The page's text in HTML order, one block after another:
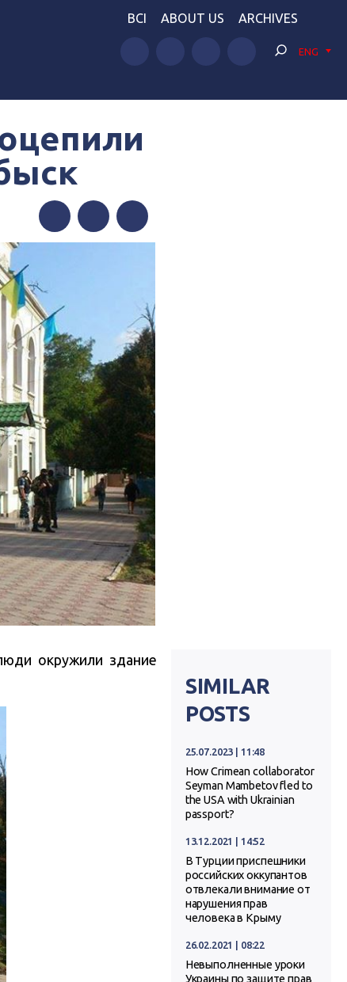
BCI ABOUT US ARCHIVES
ENG
окружили здание
SIMILAR
POSTS
25.07.2023 | 11:48
How Crimean collaborator
Seyman Mambetov fled to
the USA with Ukrainian
passport?
13.12.2021 | 14:52
В Турции приспешники
российских оккупантов
отвлекали внимание от
нарушения прав
человека в Крыму
26.02.2021 | 08:22
Невыполненные уроки
Украины по защите прав